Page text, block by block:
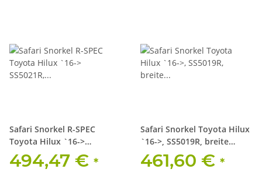
Safari Snorkel R-SPEC
Toyota Hilux `16->
SS5021R, schmale Kotflügel
494,47 € *
Safari Snorkel Toyota Hilux
`16->, SS5019R, breite
Kotflügel
461,60 € *